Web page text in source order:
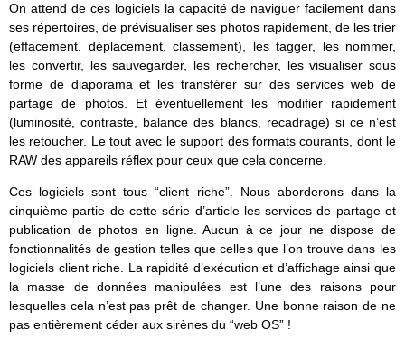
On attend de ces logiciels la capacité de naviguer facilement dans
ses répertoires, de prévisualiser ses photos rapidement, de les trier
(effacement, déplacement, classement), les tagger, les nommer,
les convertir, les sauvegarder, les rechercher, les visualiser sous
forme de diaporama et les transférer sur des services web de
partage de photos. Et éventuellement les modifier rapidement
(luminosité, contraste, balance des blancs, recadrage) si ce n’est
les retoucher. Le tout avec le support des formats courants, dont le
RAW des appareils réflex pour ceux que cela concerne.
Ces logiciels sont tous “client riche”. Nous aborderons dans la
cinquième partie de cette série d’article les services de partage et
publication de photos en ligne. Aucun à ce jour ne dispose de
fonctionnalités de gestion telles que celles que l’on trouve dans les
logiciels client riche. La rapidité d’exécution et d’affichage ainsi que
la masse de données manipulées est l’une des raisons pour
lesquelles cela n’est pas prêt de changer. Une bonne raison de ne
pas entièrement céder aux sirènes du “web OS” !